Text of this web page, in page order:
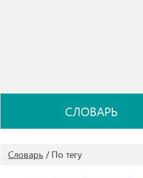
СЛОВАРЬ
Словарь По тегу